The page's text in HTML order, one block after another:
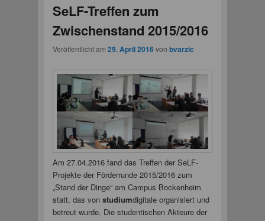
SeLF-Treffen zum
Zwischenstand 2015/2016
Veröffentlicht am 29. April 2016 von bvarzic
Am 27.04.2016 fand das Treffen der SeLF-
Projekte der Förderrunde 2015/2016 zum
„Stand der Dinge“ am Campus Bockenheim
statt, das von studiumdigitale organisiert und
betreut wurde. Die studentischen Akteure der